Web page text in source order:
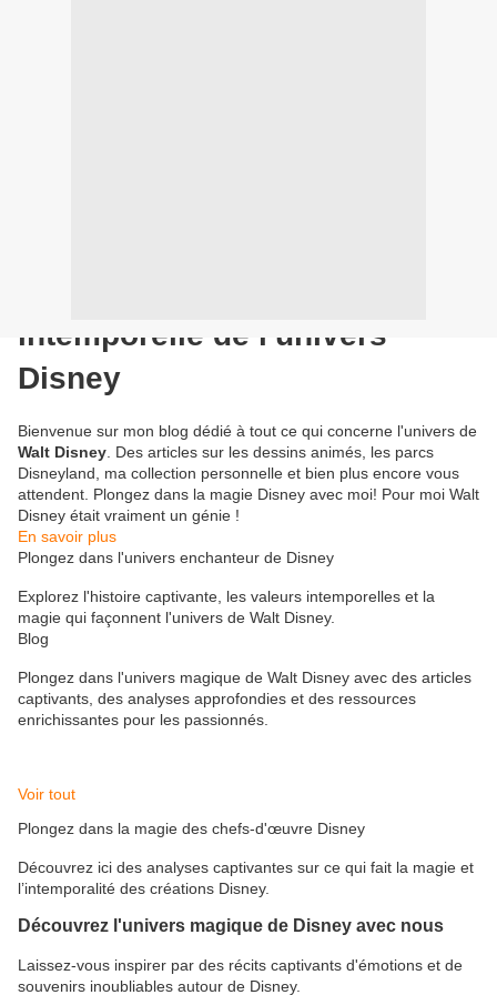
intemporelle de l'univers
Disney
Bienvenue sur mon blog dédié à tout ce qui concerne l'univers de
Walt Disney . Des articles sur les dessins animés, les parcs
Disneyland, ma collection personnelle et bien plus encore vous
attendent. Plongez dans la magie Disney avec moi! Pour moi Walt
Disney était vraiment un génie !
En savoir plus
Plongez dans l'univers enchanteur de Disney
Explorez l'histoire captivante, les valeurs intemporelles et la
magie qui façonnent l'univers de Walt Disney.
Blog
Plongez dans l'univers magique de Walt Disney avec des articles
captivants, des analyses approfondies et des ressources
enrichissantes pour les passionnés.
Voir tout
Plongez dans la magie des chefs-d'œuvre Disney
Découvrez ici des analyses captivantes sur ce qui fait la magie et
l’intemporalité des créations Disney.
Découvrez l'univers magique de Disney avec nous
Laissez-vous inspirer par des récits captivants d'émotions et de
souvenirs inoubliables autour de Disney.